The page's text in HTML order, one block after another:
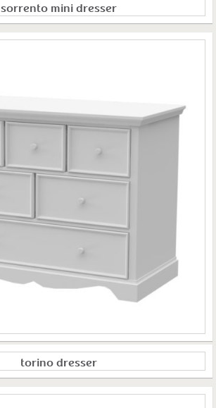
sorrento mini dresser
torino dresser